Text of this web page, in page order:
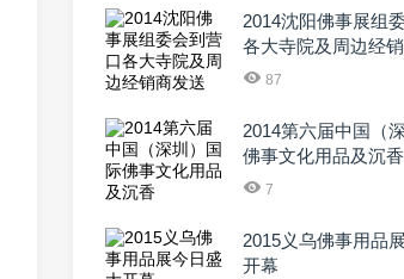
2014沈阳佛事展组
各大寺院及周边经
87
2014第六届中国（
佛事文化用品及沉香
7
2015义乌佛事用品
开幕